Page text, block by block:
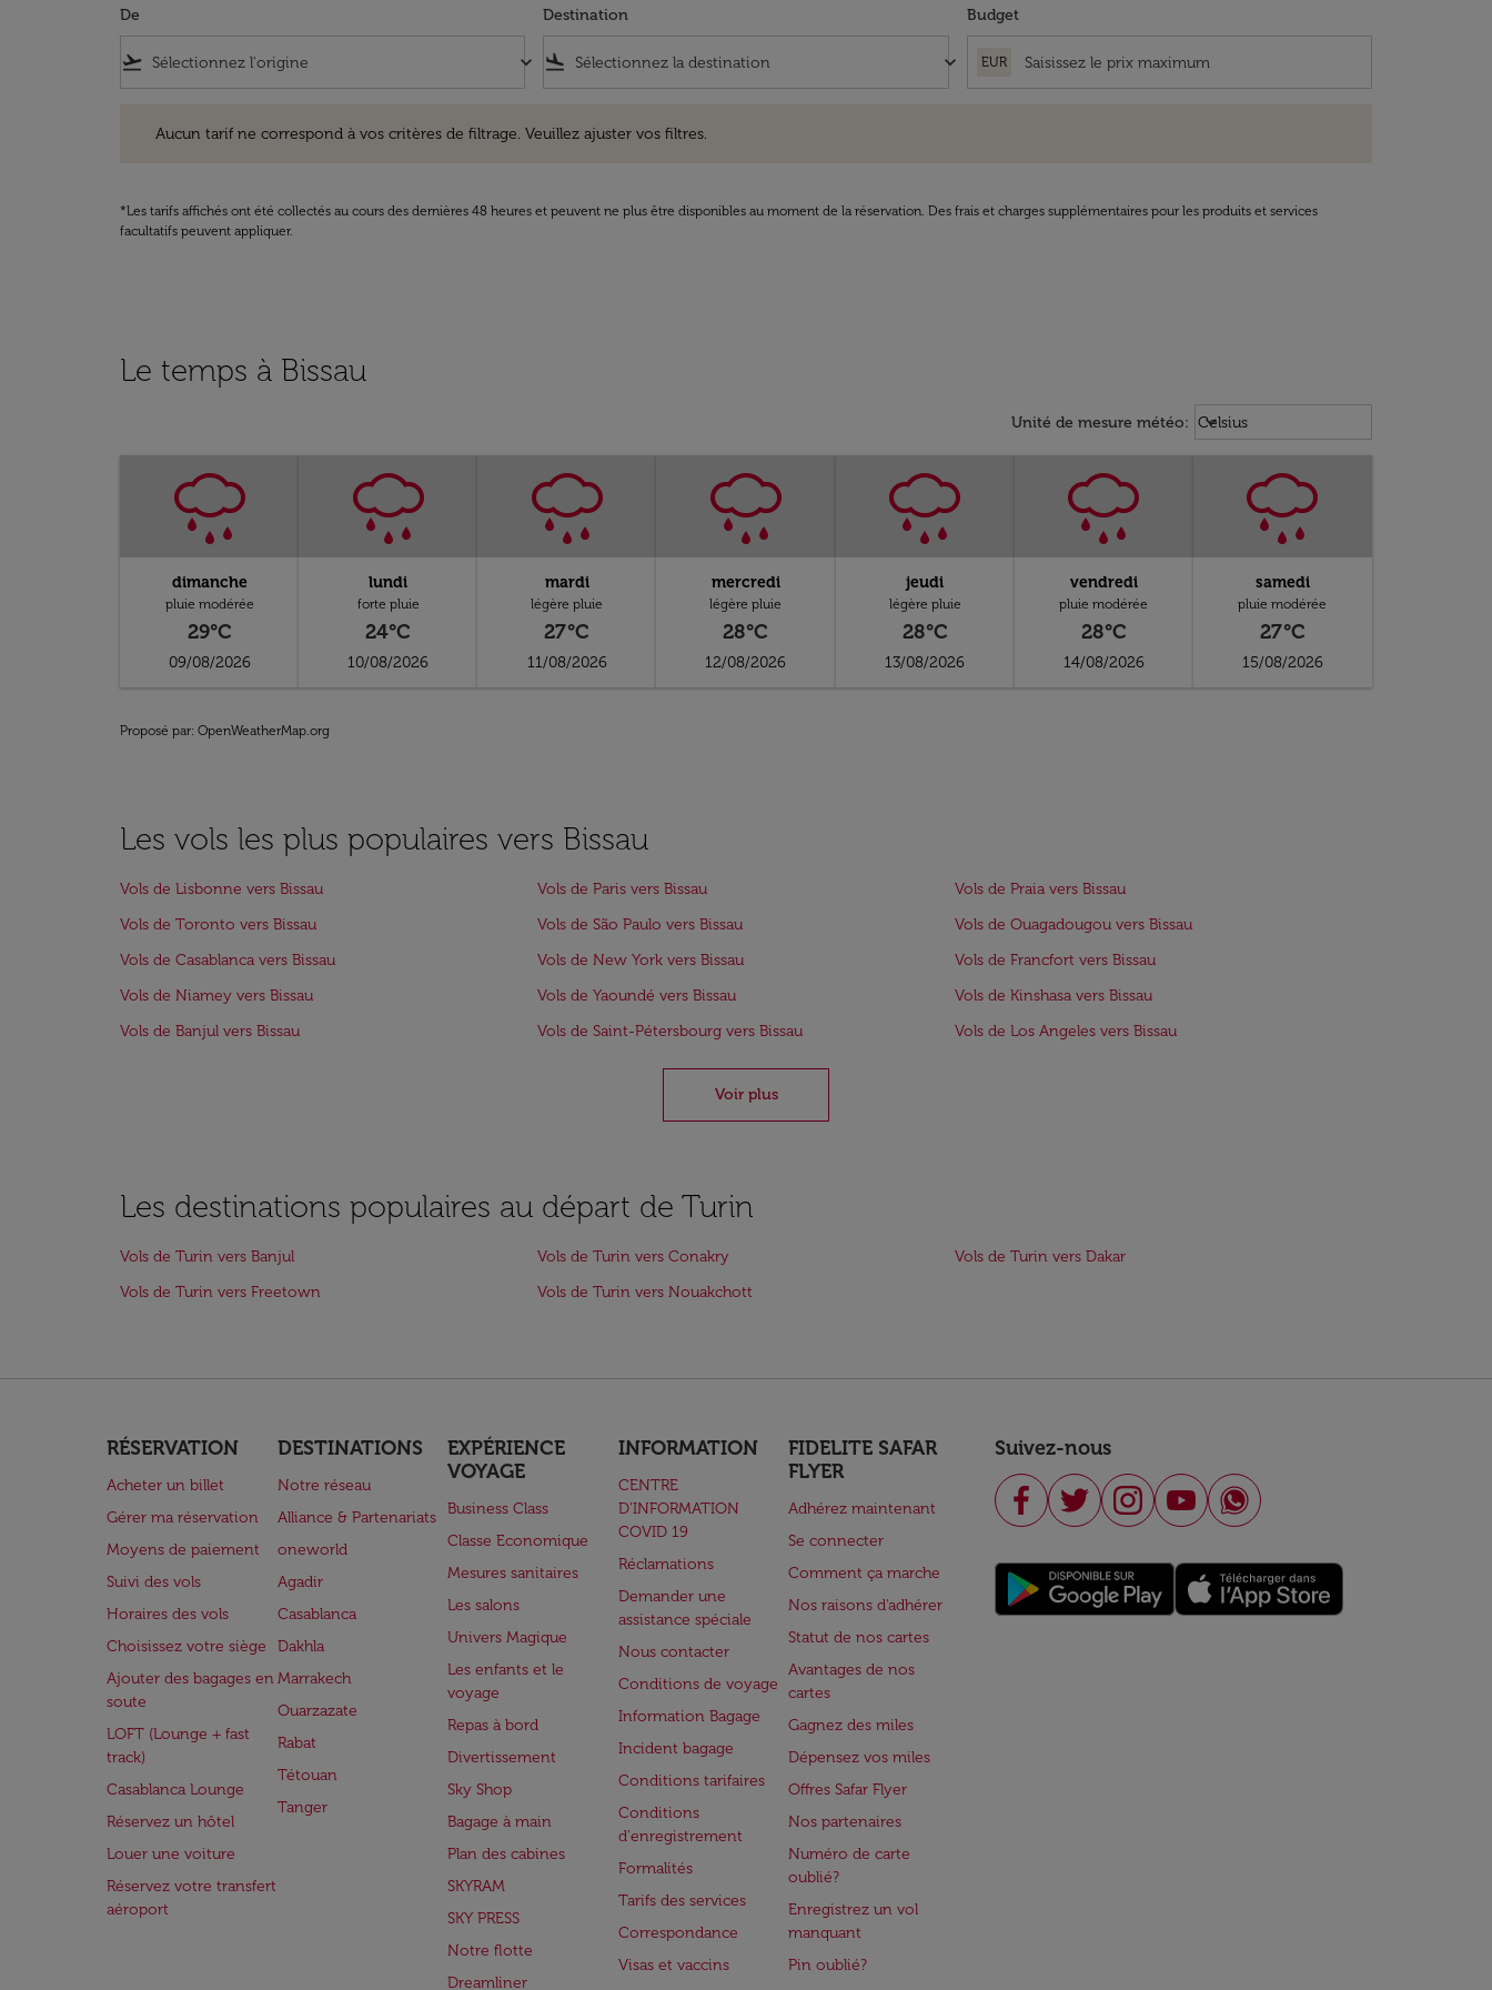
De
flight_takeoff keyboard_arrow_down
Destination
flight_land keyboard_arrow_down
Budget
EUR
Aucun tarif ne correspond à vos critères de filtrage. Veuillez ajuster vos filtres.
*Les tarifs affichés ont été collectés au cours des dernières 48 heures et peuvent ne plus être disponibles au moment de la réservation. Des frais et charges supplémentaires pour les produits et services
facultatifs peuvent appliquer.
Le temps à Bissau
Unité de mesure météo: Weather unit option Celsius
Celsius
keyboard_arrow_down
dimanche
pluie modérée
29°C
09/08/2026
lundi
forte pluie
24°C
10/08/2026
mardi
légère pluie
27°C
11/08/2026
mercredi
légère pluie
28°C
12/08/2026
jeudi
légère pluie
28°C
13/08/2026
vendredi
pluie modérée
28°C
14/08/2026
samedi
pluie modérée
27°C
15/08/2026
Proposé par: OpenWeatherMap.org
Les vols les plus populaires vers Bissau
Vols de Lisbonne vers Bissau Vols de Paris vers Bissau
Vols de Praia vers Bissau
Vols de Toronto vers Bissau
Vols de São Paulo vers Bissau
Vols de Ouagadougou vers Bissau
Vols de Casablanca vers Bissau
Vols de New York vers Bissau
Vols de Francfort vers Bissau
Vols de Niamey vers Bissau
Vols de Yaoundé vers Bissau
Vols de Kinshasa vers Bissau
Vols de Banjul vers Bissau
Vols de Saint-Pétersbourg vers Bissau Vols de Los Angeles vers Bissau
Voir plus
Les destinations populaires au départ de Turin
Vols de Turin vers Banjul Vols de Turin vers Conakry
Vols de Turin vers Dakar
Vols de Turin vers Freetown
Vols de Turin vers Nouakchott
RÉSERVATION
Acheter un billet
Gérer ma réservation
Moyens de paiement
Suivi des vols
Horaires des vols
Choisissez votre siège
Ajouter des bagages en
soute
LOFT (Lounge + fast
track)
Casablanca Lounge
Réservez un hôtel
Louer une voiture
Réservez votre transfert
aéroport
DESTINATIONS
Notre réseau
Alliance & Partenariats
oneworld
Agadir
Casablanca
Dakhla
Marrakech
Ouarzazate
Rabat
Tétouan
Tanger
EXPÉRIENCE
VOYAGE
Business Class
Classe Economique
Mesures sanitaires
Les salons
Univers Magique
Les enfants et le
voyage
Repas à bord
Divertissement
Sky Shop
Bagage à main
Plan des cabines
SKYRAM
SKY PRESS
Notre flotte
Dreamliner
INFORMATION
CENTRE
D’INFORMATION
COVID 19
Réclamations
Demander une
assistance spéciale
Nous contacter
Conditions de voyage
Information Bagage
Incident bagage
Conditions tarifaires
Conditions
d'enregistrement
Formalités
Tarifs des services
Correspondance
Visas et vaccins
FIDELITE SAFAR
FLYER
Adhérez maintenant
Se connecter
Comment ça marche
Nos raisons d'adhérer
Statut de nos cartes
Avantages de nos
cartes
Gagnez des miles
Dépensez vos miles
Offres Safar Flyer
Nos partenaires
Numéro de carte
oublié?
Enregistrez un vol
manquant
Pin oublié?
Suivez-nous